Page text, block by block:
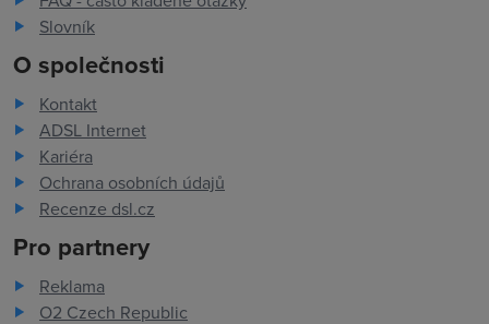
Slovník
O společnosti
Kontakt
ADSL Internet
Kariéra
Ochrana osobních údajů
Recenze dsl.cz
Pro partnery
Reklama
O2 Czech Republic